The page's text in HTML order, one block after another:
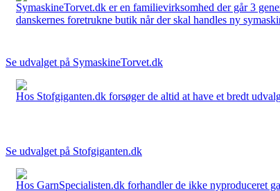
SymaskineTorvet.dk er en familievirksomhed der går 3
danskernes foretrukne butik når der skal handles ny
Se udvalget på SymaskineTorvet.dk
Hos Stofgiganten.dk forsøger de altid at have et bredt
Se udvalget på Stofgiganten.dk
Hos GarnSpecialisten.dk forhandler de ikke nyproduceret